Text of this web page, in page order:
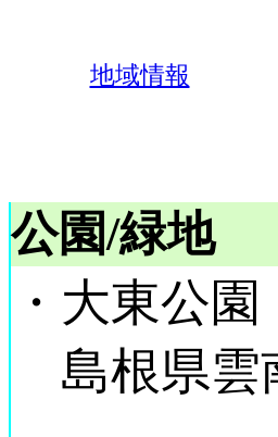
地域情報
公園/緑地
・大東公
島根県雲